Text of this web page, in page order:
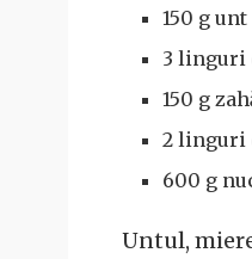
150 g unt
3 linguri
150 g
2 linguri
600 g
Untul,